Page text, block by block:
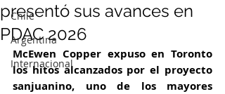
Chile
Argentina
Internacional
presentó sus avances en
PDAC 2026
McEwen Copper expuso en Toronto
los hitos alcanzados por el proyecto
sanjuanino, uno de los mayores